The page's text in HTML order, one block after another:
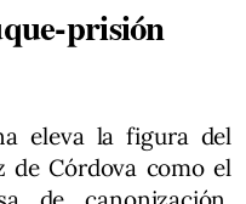
prisión
eleva la figura del
de Córdova como el